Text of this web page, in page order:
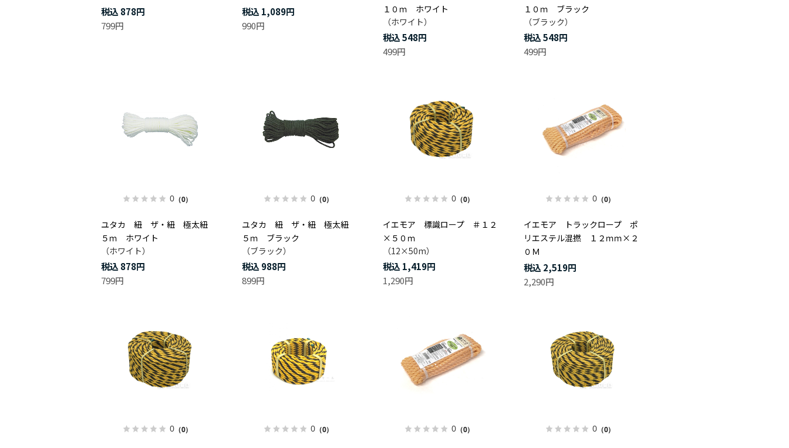
878円
799円
1,089円
990円
１０ｍ ホワイト
（ホワイト）
548円
499円
１０ｍ ブラック
（ブラック）
548円
499円
0（0）
ユタカ 紐 ザ・紐 極太紐
５ｍ ホワイト
（ホワイト）
878円
799円
0（0）
ユタカ 紐 ザ・紐 極太紐
５ｍ ブラック
（ブラック）
988円
899円
0（0）
イエモア 標識ロープ ＃１２
×５０ｍ
（12×50m）
1,419円
1,290円
0（0）
イエモア トラックロープ ポ
リエステル混撚 １２ｍｍ×２
０Ｍ
2,519円
2,290円
0（0） 0（0） 0（0） 0（0）